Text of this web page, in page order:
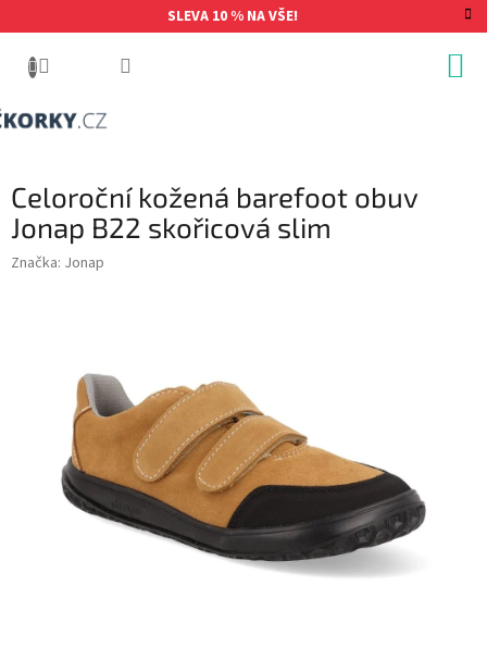
na
SLEVA 10 % NA VŠE!
Celoroční kožená barefoot obuv
Jonap B22 skořicová slim
Značka: Jonap